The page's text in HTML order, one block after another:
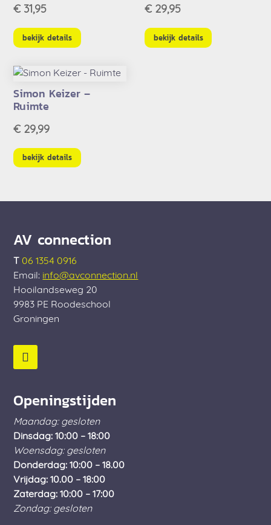
€ 31,95
bekijk details
€29,95
bekijk details
Simon Keizer –
Ruimte
€ 29,99
bekijk details
AV connection
T 06 1354 0916
Email: info@avconnection.nl
Hooilandseweg 20
9983 PE Roodeschool
Groningen
Openingstijden
Maandag: gesloten
Dinsdag: 10:00 – 18:00
Woensdag: gesloten
Donderdag: 10:00 – 18.00
Vrijdag: 10.00 – 18:00
Zaterdag: 10:00 – 17:00
Zondag: gesloten